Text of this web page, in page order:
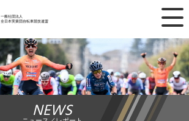
一般社団法人
全日本実業団自転車競技連盟
×
ニュース
レース日程
ランキング
NEWS